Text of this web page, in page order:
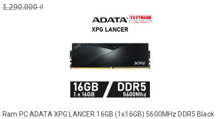
1.290.000 ₫
Ram PC ADATA XPG LANCER 16GB (1x16GB) 5600MHz DDR5 Black